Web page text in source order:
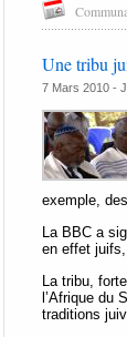
Une tribu
7 Mars 2010 -
exemple,
La BBCa
en effet
La tribu,
l’Afrique du
traditions